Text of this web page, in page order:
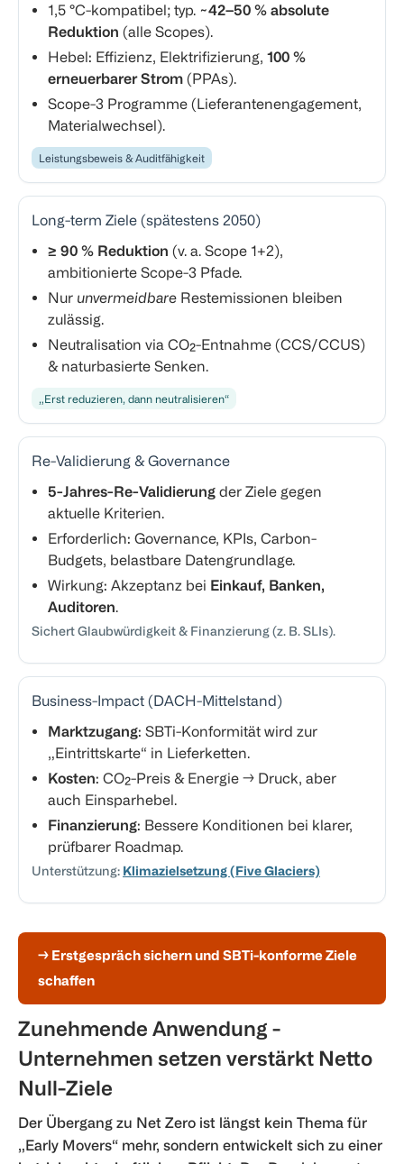
1,5 °C-kompatibel; typ. ~42–50 % absolute
Reduktion (alle Scopes).
Hebel: Effizienz, Elektrifizierung, 100 %
erneuerbarer Strom (PPAs).
Scope-3 Programme (Lieferantenengagement,
Materialwechsel).
Leistungsbeweis & Auditfähigkeit
Long-term Ziele (spätestens 2050)
≥ 90 % Reduktion (v. a. Scope 1+2),
ambitionierte Scope-3 Pfade.
Nur unvermeidbare Restemissionen bleiben
zulässig.
Neutralisation via CO₂-Entnahme (CCS/CCUS)
& naturbasierte Senken.
„Erst reduzieren, dann neutralisieren“
Re-Validierung & Governance
5-Jahres-Re-Validierung der Ziele gegen
aktuelle Kriterien.
Erforderlich: Governance, KPIs, Carbon-
Budgets, belastbare Datengrundlage.
Wirkung: Akzeptanz bei Einkauf, Banken,
Auditoren.
Sichert Glaubwürdigkeit & Finanzierung (z. B. SLIs).
Business-Impact (DACH-Mittelstand)
Marktzugang: SBTi-Konformität wird zur
„Eintrittskarte“ in Lieferketten.
Kosten: CO₂-Preis & Energie → Druck, aber
auch Einsparhebel.
Finanzierung: Bessere Konditionen bei klarer,
prüfbarer Roadmap.
Unterstützung: Klimazielsetzung (Five Glaciers)
→ Erstgespräch sichern und SBTi-konforme Ziele
schaffen
Zunehmende Anwendung -
Unternehmen setzen verstärkt Netto
Null-Ziele
Der Übergang zu Net Zero ist längst kein Thema für
„Early Movers“ mehr, sondern entwickelt sich zu einer